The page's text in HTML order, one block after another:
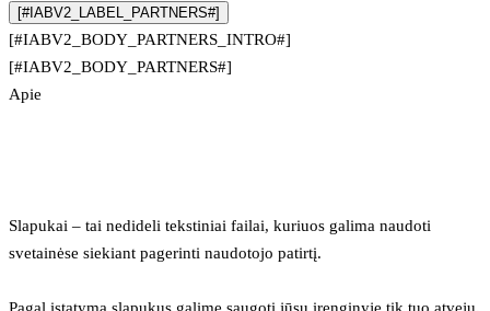
[#IABV2_LABEL_PARTNERS#]
[#IABV2_BODY_PARTNERS_INTRO#]
[#IABV2_BODY_PARTNERS#]
Apie
Slapukai – tai nedideli tekstiniai failai, kuriuos galima naudoti
svetainėse siekiant pagerinti naudotojo patirtį.
Pagal įstatymą slapukus galime saugoti jūsų įrenginyje tik tuo atveju,